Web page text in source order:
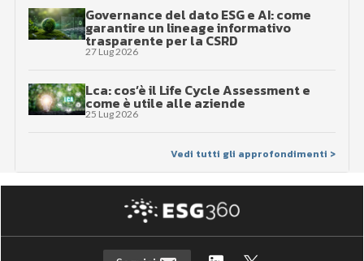
Governance del dato ESG e AI: come
garantire un lineage informativo
trasparente per la CSRD
27 Lug 2026
Lca: cos’è il Life Cycle Assessment e
come è utile alle aziende
25 Lug 2026
Vedi tutti gli approfondimenti >